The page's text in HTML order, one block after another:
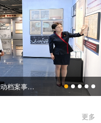
信长星在省档案馆调研时强调 扎实推动档案事业高质量发展 更好服务中国式现代化江苏新实践
更多